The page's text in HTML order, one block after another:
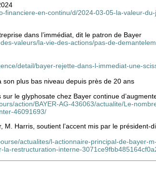
financiere-en-continu/d/2024-03-05-la-valeur-
dans l’immédiat, dit le patron de Bayer
valeurs/la-vie-des-actions/pas-de-
detail/bayer-rejette-dans-l-immediat-une-
son plus bas niveau depuis près de 20 ans
le glyphosate chez Bayer continue
action/BAYER-AG-436063/actualite/Le-
46091693/
M. Harris, soutient l’accent mis par le
actualites/l-actionnaire-principal-de-bayer-
la-restructuration-interne-